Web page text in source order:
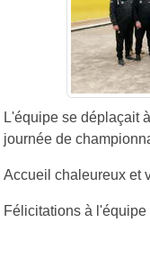
L'équipe se déplaçait
journée de
Accueil chaleureux et
Félicitations à